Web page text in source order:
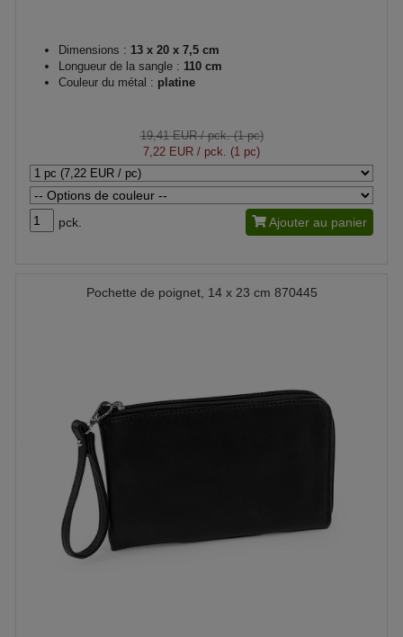
Dimensions : 13 x 20 x 7,5 cm
Longueur de la sangle : 110 cm
Couleur du métal : platine
19,41 EUR/ pck. (1 pc)
7,22 EUR / pck. (1 pc)
pck. Ajouter au panier
Pochette de poignet, 14 x 23 cm 870445